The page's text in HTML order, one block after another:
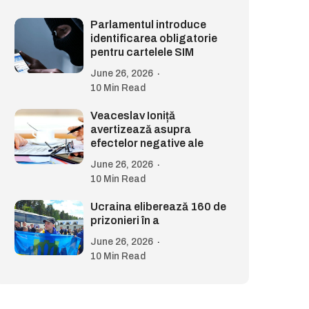
Parlamentul introduce
identificarea obligatorie
pentru cartelele SIM
June 26, 2026
10 Min Read
Veaceslav Ioniță
avertizează asupra
efectelor negative ale
June 26, 2026
10 Min Read
Ucraina eliberează 160 de
prizonieri în a
June 26, 2026
10 Min Read